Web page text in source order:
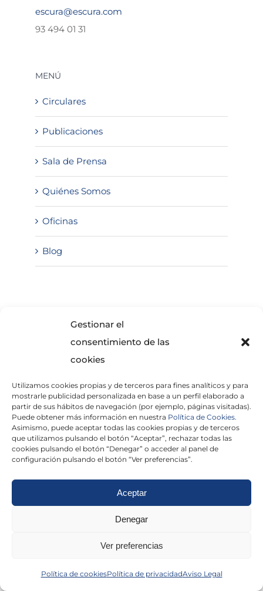
Gestionar el
consentimiento de las
cookies
Utilizamos cookies propias y de terceros para fines analíticos y para
mostrarle publicidad personalizada en base a un perfil elaborado a
partir de sus hábitos de navegación (por ejemplo, páginas visitadas).
Puede obtener más información en nuestra Política de Cookies.
Asimismo, puede aceptar todas las cookies propias y de terceros
que utilizamos pulsando el botón “Aceptar”, rechazar todas las
cookies pulsando el botón “Denegar” o acceder al panel de
configuración pulsando el botón “Ver preferencias”.
Aceptar
Denegar
Ver preferencias
Política de cookiesPolítica de privacidadAviso Legal
escura@escura.com
93 494 01 31
MENÚ
Circulares
Publicaciones
Sala de Prensa
Quiénes Somos
Oficinas
Blog
He leído y acepto laPolítica de Privacidad
Politica de cookies|Aviso Legal
Madrid|Tarragona